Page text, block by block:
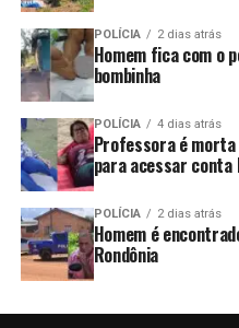
POLÍCIA 2 dias atrás
Homem fica com o
bombinha
POLÍCIA 4 dias atrás
Professora é
para acessar conta
POLÍCIA 2 dias atrás
Homem é
Rondônia